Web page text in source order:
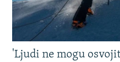
'Ljudi ne mogu